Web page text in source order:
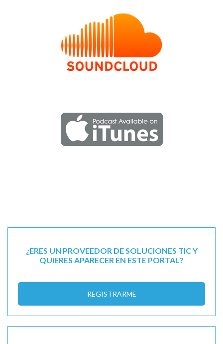
¿ERES UN PROVEEDOR DE SOLUCIONES TIC Y
QUIERES APARECER EN ESTE PORTAL?
REGISTRARME